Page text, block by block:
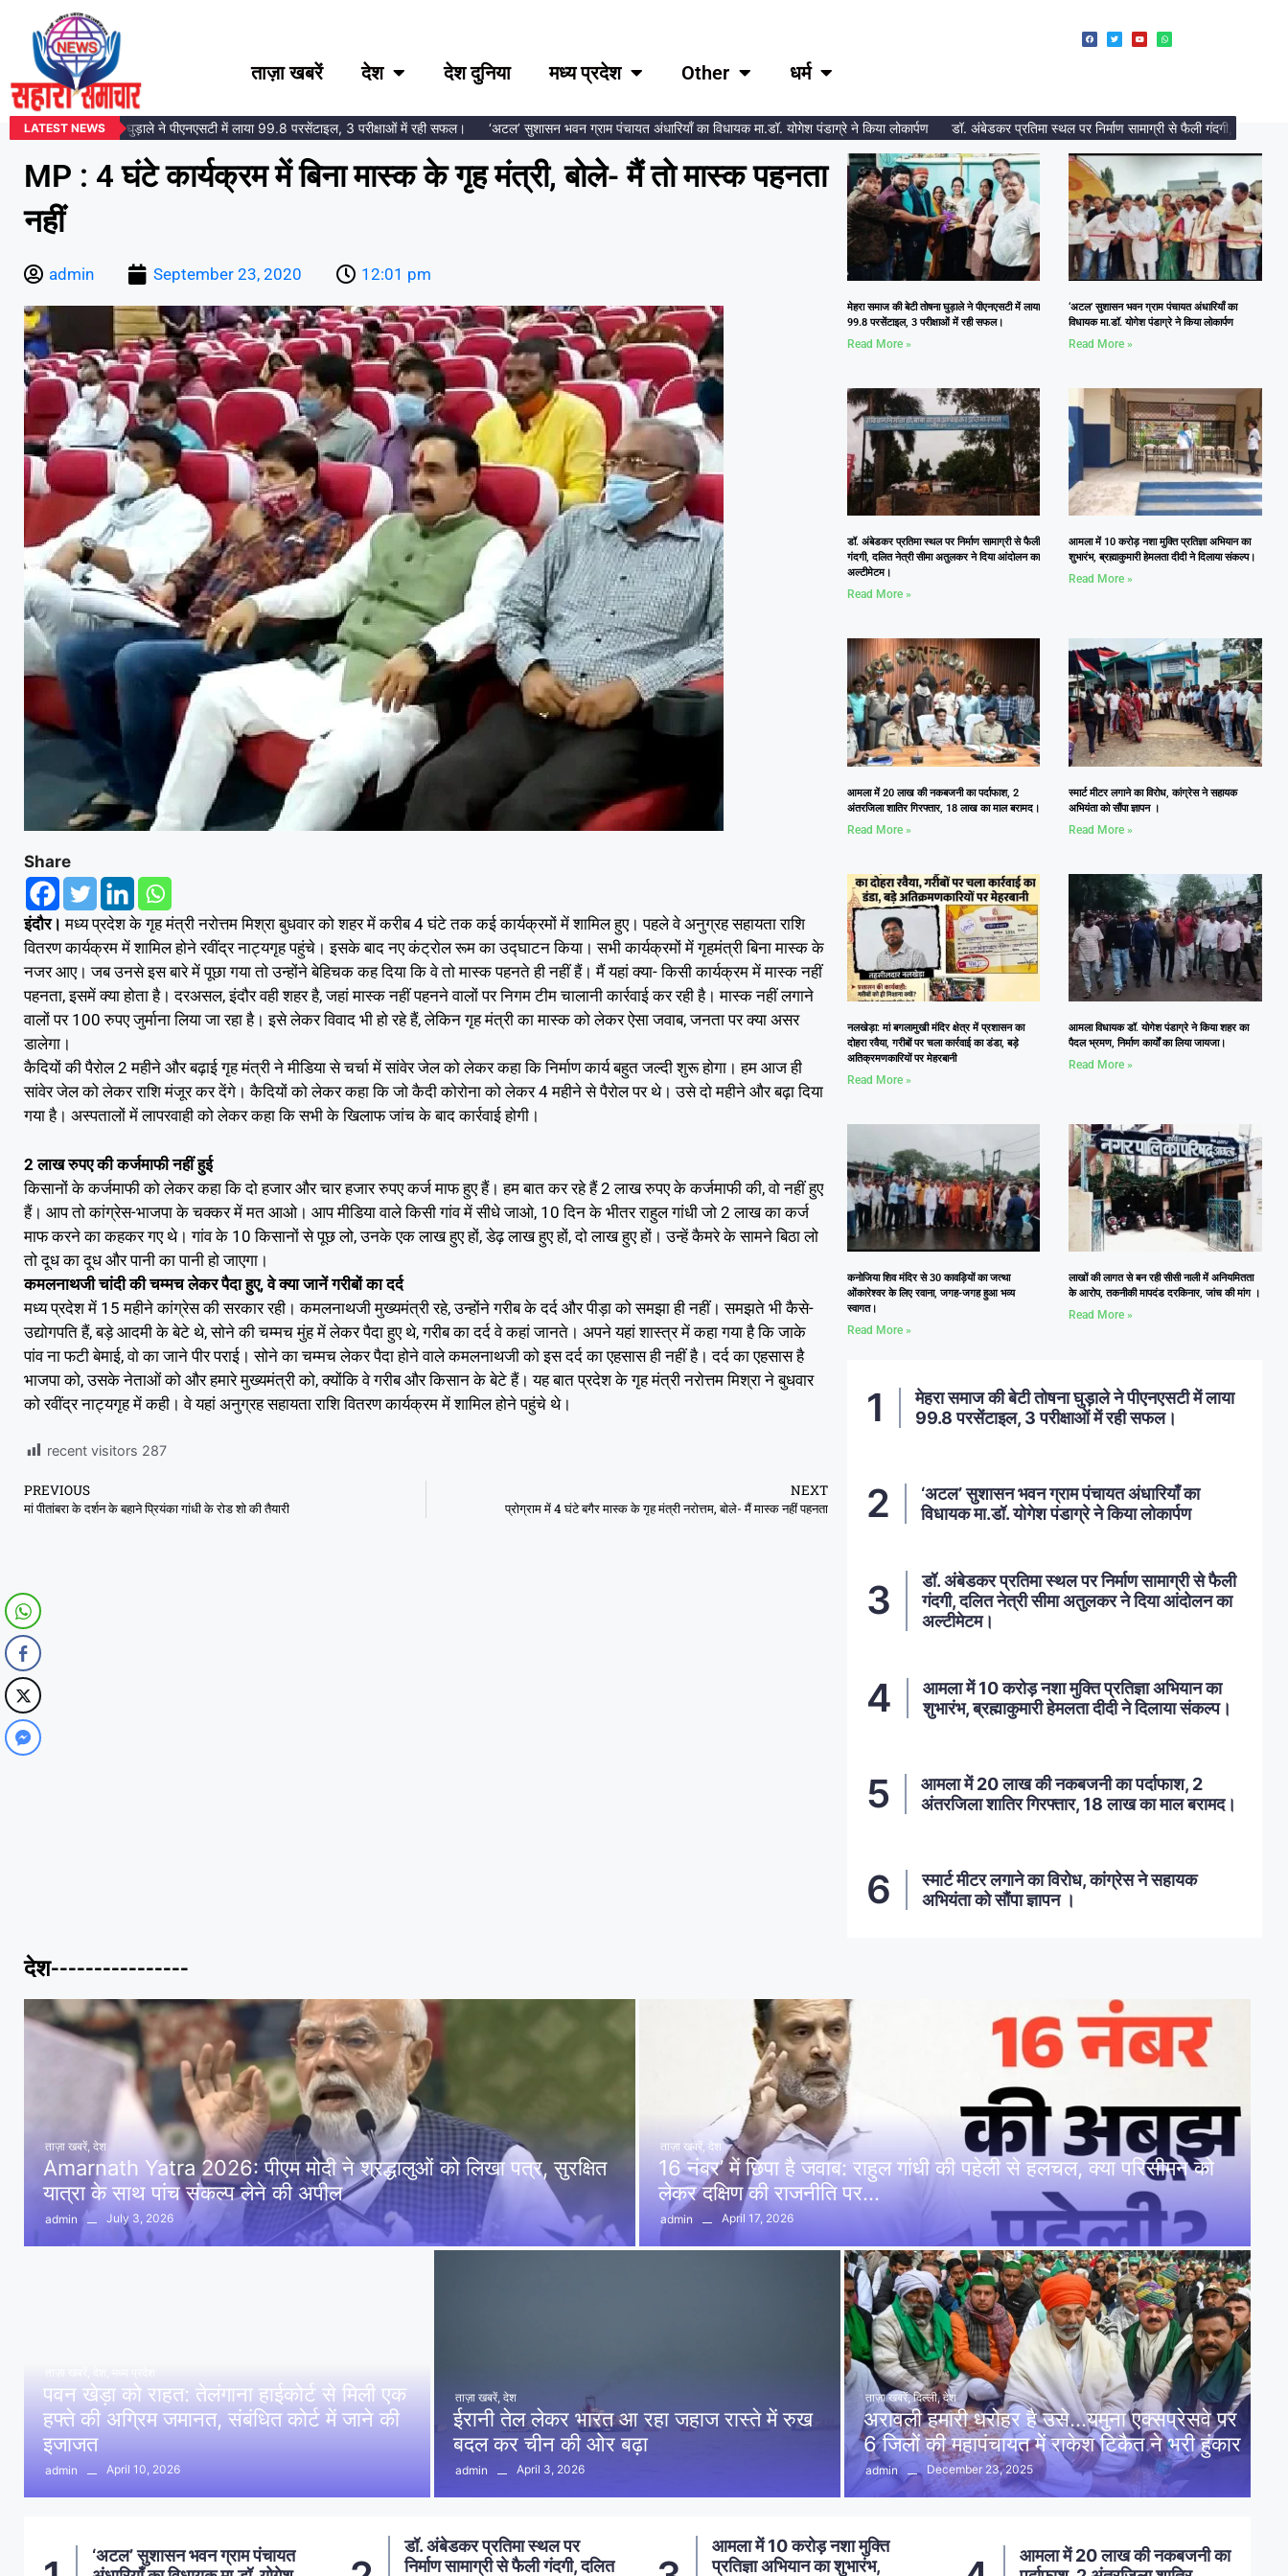
ताज़ा खबरें देश देश दुनिया मध्य प्रदेश Other धर्म
LATEST NEWS
की बेटी तोषना घुड़ाले ने पीएनएसटी में लाया 99.8 परसेंटाइल, 3 परीक्षाओं में रही सफल। ‘अटल’ सुशासन भवन ग्राम पंचायत अंधारियाँ का विधायक मा.डॉ. योगेश पंडाग्रे ने किया लोकार्पण डॉ. अंबेडकर प्रतिमा स्थल पर निर्माण सामाग्री से फैली गंदगी, दलित नेत्री
MP : 4 घंटे कार्यक्रम में बिना मास्क के गृह मंत्री, बोले- मैं ताे मास्क पहनता
नहीं
admin September 23, 2020 12:01 pm
Share
इंदौर। मध्य प्रदेश के गृह मंत्री नरोत्तम मिश्रा बुधवार को शहर में करीब 4 घंटे तक कई कार्यक्रमों में शामिल हुए। पहले वे अनुग्रह सहायता राशि
वितरण कार्यक्रम में शामिल होने रवींद्र नाट्यगृह पहुंचे। इसके बाद नए कंट्रोल रूम का उद्घाटन किया। सभी कार्यक्रमों में गृहमंत्री बिना मास्क के
नजर आए। जब उनसे इस बारे में पूछा गया तो उन्होंने बेहिचक कह दिया कि वे तो मास्क पहनते ही नहीं हैं। मैं यहां क्या- किसी कार्यक्रम में मास्क नहीं
पहनता, इसमें क्या होता है। दरअसल, इंदौर वही शहर है, जहां मास्क नहीं पहनने वालों पर निगम टीम चालानी कार्रवाई कर रही है। मास्क नहीं लगाने
वालों पर 100 रुपए जुर्माना लिया जा रहा है। इसे लेकर विवाद भी हो रहे हैं, लेकिन गृह मंत्री का मास्क को लेकर ऐसा जवाब, जनता पर क्या असर
डालेगा।
कैदियों की पैरोल 2 महीने और बढ़ाई गृह मंत्री ने मीडिया से चर्चा में सांवेर जेल को लेकर कहा कि निर्माण कार्य बहुत जल्दी शुरू होगा। हम आज ही
सांवेर जेल को लेकर राशि मंजूर कर देंगे। कैदियों को लेकर कहा कि जो कैदी कोरोना को लेकर 4 महीने से पैरोल पर थे। उसे दो महीने और बढ़ा दिया
गया है। अस्पतालों में लापरवाही को लेकर कहा कि सभी के खिलाफ जांच के बाद कार्रवाई होगी।
2 लाख रुपए की कर्जमाफी नहीं हुई
किसानों के कर्जमाफी को लेकर कहा कि दो हजार और चार हजार रुपए कर्ज माफ हुए हैं। हम बात कर रहे हैं 2 लाख रुपए के कर्जमाफी की, वो नहीं हुए
हैं। आप तो कांग्रेस-भाजपा के चक्कर में मत आओ। आप मीडिया वाले किसी गांव में सीधे जाओ, 10 दिन के भीतर राहुल गांधी जो 2 लाख का कर्ज
माफ करने का कहकर गए थे। गांव के 10 किसानों से पूछ लो, उनके एक लाख हुए हों, डेढ़ लाख हुए हों, दो लाख हुए हों। उन्हें कैमरे के सामने बिठा लो
तो दूध का दूध और पानी का पानी हो जाएगा।
कमलनाथजी चांदी की चम्मच लेकर पैदा हुए, वे क्या जानें गरीबों का दर्द
मध्य प्रदेश में 15 महीने कांग्रेस की सरकार रही। कमलनाथजी मुख्यमंत्री रहे, उन्होंने गरीब के दर्द और पीड़ा को समझा ही नहीं। समझते भी कैसे-
उद्योगपति हैं, बड़े आदमी के बेटे थे, सोने की चम्मच मुंह में लेकर पैदा हुए थे, गरीब का दर्द वे कहां जानते। अपने यहां शास्त्र में कहा गया है कि जाके
पांव ना फटी बेमाई, वाे का जाने पीर पराई। सोने का चम्मच लेकर पैदा होने वाले कमलनाथजी को इस दर्द का एहसास ही नहीं है। दर्द का एहसास है
भाजपा को, उसके नेताओं को और हमारे मुख्यमंत्री को, क्योंकि वे गरीब और किसान के बेटे हैं। यह बात प्रदेश के गृह मंत्री नरोत्तम मिश्रा ने बुधवार
को रवींद्र नाट्यगृह में कही। वे यहां अनुग्रह सहायता राशि वितरण कार्यक्रम में शामिल होने पहुंचे थे।
recent visitors 287
PREVIOUS
मां पीतांबरा के दर्शन के बहाने प्रियंका गांधी के रोड शो की तैयारी
NEXT
प्रोग्राम में 4 घंटे बगैर मास्क के गृह मंत्री नरोत्तम, बोले- मैं मास्क नहीं पहनता
मेहरा समाज की बेटी तोषना घुड़ाले ने पीएनएसटी में लाया
99.8 परसेंटाइल, 3 परीक्षाओं में रही सफल।
Read More »
‘अटल’ सुशासन भवन ग्राम पंचायत अंधारियाँ का
विधायक मा.डॉ. योगेश पंडाग्रे ने किया लोकार्पण
Read More »
डॉ. अंबेडकर प्रतिमा स्थल पर निर्माण सामाग्री से फैली
गंदगी, दलित नेत्री सीमा अतुलकर ने दिया आंदोलन का
अल्टीमेटम।
Read More »
आमला में 10 करोड़ नशा मुक्ति प्रतिज्ञा अभियान का
शुभारंभ, ब्रह्माकुमारी हेमलता दीदी ने दिलाया संकल्प।
Read More »
आमला में 20 लाख की नकबजनी का पर्दाफाश, 2
अंतरजिला शातिर गिरफ्तार, 18 लाख का माल बरामद।
Read More »
स्मार्ट मीटर लगाने का विरोध, कांग्रेस ने सहायक
अभियंता को सौंपा ज्ञापन ।
Read More »
नलखेड़ा: मां बगलामुखी मंदिर क्षेत्र में प्रशासन का
दोहरा रवैया, गरीबों पर चला कार्रवाई का डंडा, बड़े
अतिक्रमणकारियों पर मेहरबानी
Read More »
आमला विधायक डॉ. योगेश पंडाग्रे ने किया शहर का
पैदल भ्रमण, निर्माण कार्यों का लिया जायजा।
Read More »
कनोजिया शिव मंदिर से 30 कावड़ियों का जत्था
ओंकारेश्वर के लिए रवाना, जगह-जगह हुआ भव्य
स्वागत।
Read More »
लाखों की लागत से बन रही सीसी नाली में अनियमितता
के आरोप, तकनीकी मापदंड दरकिनार, जांच की मांग ।
Read More »
मेहरा समाज की बेटी तोषना घुड़ाले ने पीएनएसटी में लाया
99.8 परसेंटाइल, 3 परीक्षाओं में रही सफल।
‘अटल’ सुशासन भवन ग्राम पंचायत अंधारियाँ का
विधायक मा.डॉ. योगेश पंडाग्रे ने किया लोकार्पण
डॉ. अंबेडकर प्रतिमा स्थल पर निर्माण सामाग्री से फैली
गंदगी, दलित नेत्री सीमा अतुलकर ने दिया आंदोलन का
अल्टीमेटम।
आमला में 10 करोड़ नशा मुक्ति प्रतिज्ञा अभियान का
शुभारंभ, ब्रह्माकुमारी हेमलता दीदी ने दिलाया संकल्प।
आमला में 20 लाख की नकबजनी का पर्दाफाश, 2
अंतरजिला शातिर गिरफ्तार, 18 लाख का माल बरामद।
स्मार्ट मीटर लगाने का विरोध, कांग्रेस ने सहायक
अभियंता को सौंपा ज्ञापन ।
देश----------------
ताज़ा खबरें देश
Amarnath Yatra 2026: पीएम मोदी ने श्रद्धालुओं को लिखा पत्र, सुरक्षित
यात्रा के साथ पांच संकल्प लेने की अपील
admin July 3, 2026
ताज़ा खबरें देश
16 नंबर’ में छिपा है जवाब: राहुल गांधी की पहेली से हलचल, क्या परिसीमन को
लेकर दक्षिण की राजनीति पर…
admin April 17, 2026
पवन खेड़ा को राहत: तेलंगाना हाईकोर्ट से मिली एक
हफ्ते की अग्रिम जमानत, संबंधित कोर्ट में जाने की
इजाजत
admin April 10, 2026
ताज़ा खबरें, देश
ईरानी तेल लेकर भारत आ रहा जहाज रास्ते में रुख
बदल कर चीन की ओर बढ़ा
admin April 3, 2026
ताज़ा खबरें, दिल्ली, देश
अरावली हमारी धरोहर है उसे…यमुना एक्सप्रेसवे पर
6 जिलों की महापंचायत में राकेश टिकैत ने भरी हुंकार
admin December 23, 2025
डॉ. अंबेडकर प्रतिमा स्थल पर
निर्माण सामाग्री से फैली गंदगी, दलित
आमला में 10 करोड़ नशा मुक्ति
प्रतिज्ञा अभियान का शुभारंभ,
आमला में 20 लाख की नकबजनी का
स्मार्ट मीटर लगाने का विरोध, कांग्रेस